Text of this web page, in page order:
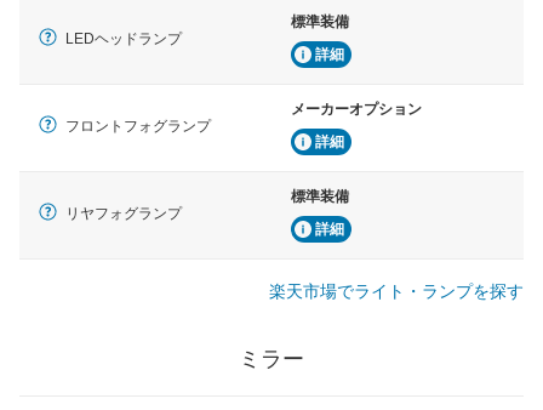
LEDヘッドランプ
標準装備
詳細
フロントフォグランプ
メーカーオプション
詳細
リヤフォグランプ
標準装備
詳細
楽天市場でライト・ランプを探す
ミラー